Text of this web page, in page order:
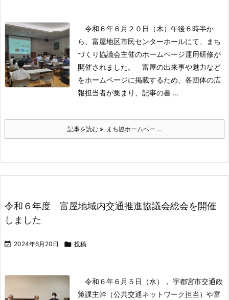
令和６年６月２０日（木）午後６時半か
ら、富屋地区市民センターホールにて、まち
づくり協議会主催のホームページ運用研修が
開催されました。
富屋の出来事や魅力など
をホームページに掲載するため、各団体の広
報担当者が集まり、記事の書 ...
記事を読む まち協ホームペー ...
令和６年度 富屋地域内交通推進協議会総会を開催
しました
 2024年6月20日  投稿
令和６年６月５日（水）， 宇都宮市交通政
策課主幹（公共交通ネットワーク担当）や富